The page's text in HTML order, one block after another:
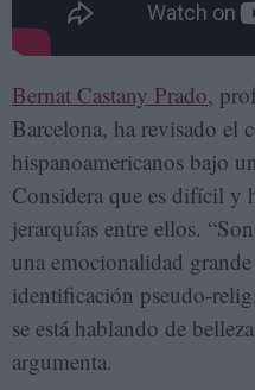
Bernat Castany Prado,
Barcelona, ha revisado el
hispanoamericanos bajo
Considera que es difícil y
jerarquías entre ellos.
una emocionalidad
identificación pseudo-
se está hablando de
argumenta.